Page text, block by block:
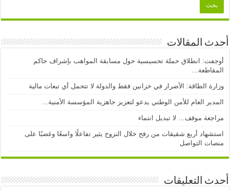
أحدث المقالات
أوجفت: انطلاق حملة تحسيسية حول مسابقة المواهب بإشراف حاكم
المقاطعة…
وزارة الطاقة: الأضرار في خزانين فقط والدولة لا تتحمل أي تبعات مالية
المدير العام للأمن الوطني يدعو لتعزيز جاهزية المؤسسة الأمنية…
مراجعة موقف… لا تبديل انتماء
استشهاد أربع شقيقات من رفح خلال النزوح يثير تفاعلًا واسعًا وغضبًا على
منصات التواصل
أحدث التعليقات